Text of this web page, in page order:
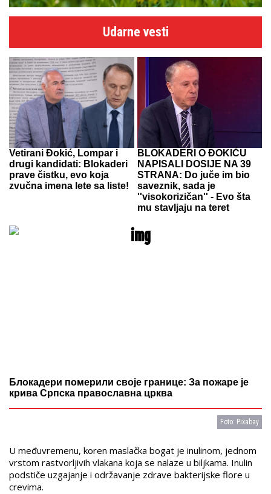
Foto: Pixabay
Udarne vesti
Vetirani Đokić, Lompar i
drugi kandidati: Blokaderi
prave čistku, evo koja
zvučna imena lete sa liste!
BLOKADERI O ĐOKIĆU
NAPISALI DOSIJE NA 39
STRANA: Do juče im bio
saveznik, sada je
''visokorizičan'' - Evo šta
mu stavljaju na teret
Блокадери померили своје границе: За пожаре је
крива Српска православна црква
U međuvremenu, koren maslačka bogat je inulinom, jednom
vrstom rastvorljivih vlakana koja se nalaze u biljkama. Inulin
podstiče uzgajanje i održavanje zdrave bakterijske flore u
crevima.